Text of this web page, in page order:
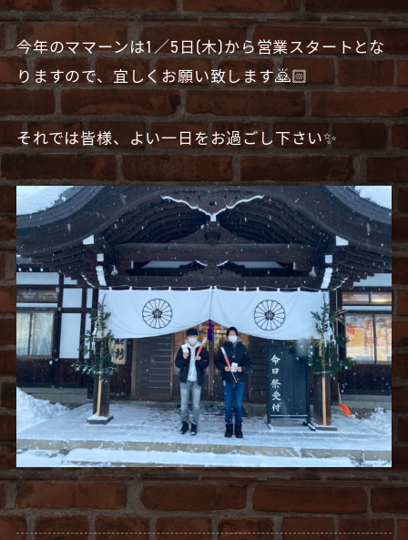
今年のママーンは1／5日(木)から営業スタートとな
りますので、宜しくお願い致します🙇🏻
それでは皆様、よい一日をお過ごし下さい✨